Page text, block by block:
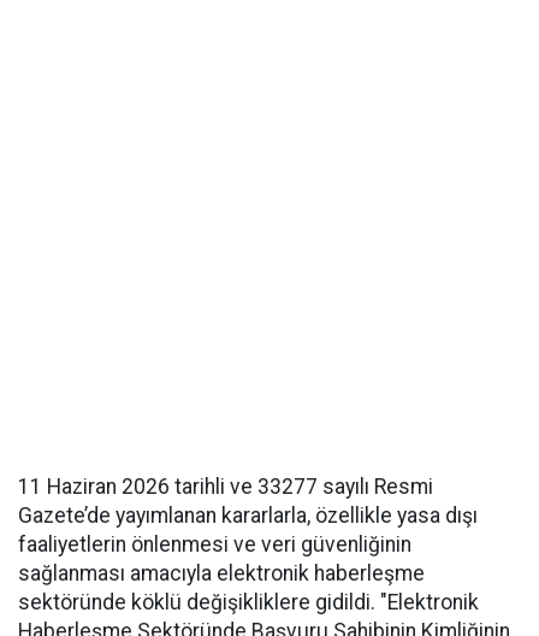
11 Haziran 2026 tarihli ve 33277 sayılı Resmi
Gazete’de yayımlanan kararlarla, özellikle yasa dışı
faaliyetlerin önlenmesi ve veri güvenliğinin
sağlanması amacıyla elektronik haberleşme
sektöründe köklü değişikliklere gidildi. "Elektronik
Haberleşme Sektöründe Başvuru Sahibinin Kimliğinin